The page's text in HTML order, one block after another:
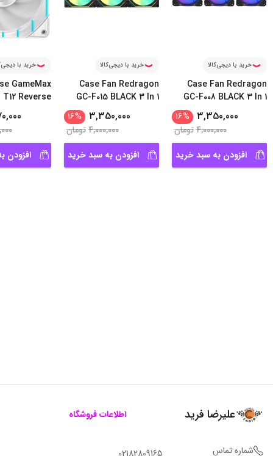
خرید با دیجی‌کالا
Case Fan Redragon
GC-F008 BLACK 3 In 1
3,350,000
%
16
4,000,000تومان
افزودن به سبد خرید
خرید با دیجی‌کالا
Case Fan Redragon
GC-F015 BLACK 3 In 1
3,350,000
%
16
4,000,000تومان
افزودن به سبد خرید
خرید با
GameMax
Reverse
افزودن
علیرضا فرید اطلاعات فروشگاه
شماره تماس